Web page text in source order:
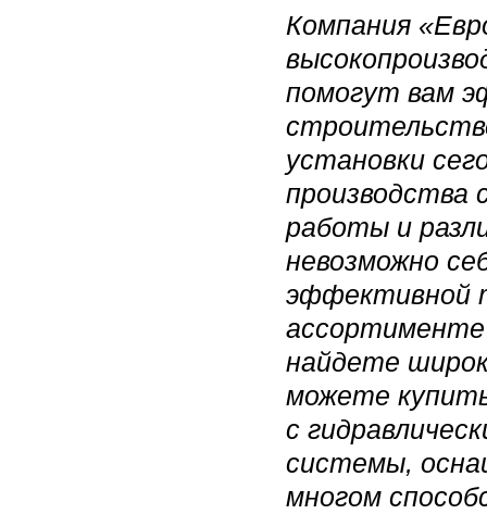
Компания
помогут вам
установки
производства
работы и
невозможно
эффективной
ассортименте
найдете
можете
с
системы,
многом